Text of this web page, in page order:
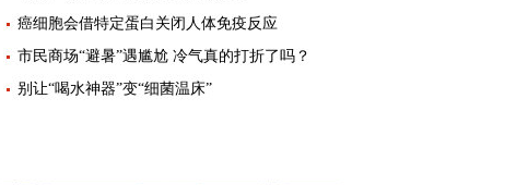
一口奶皮子 品出新滋味
癌细胞会借特定蛋白关闭人体免疫反应
市民商场“避暑”遇尴尬 冷气真的打折了吗？
别让“喝水神器”变“细菌温床”